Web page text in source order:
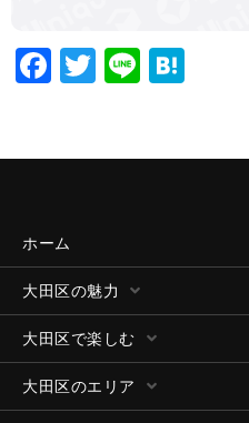
Facebook
Twitter
Line
ホーム
大田区の魅力
大田区で楽しむ
大田区のエリア